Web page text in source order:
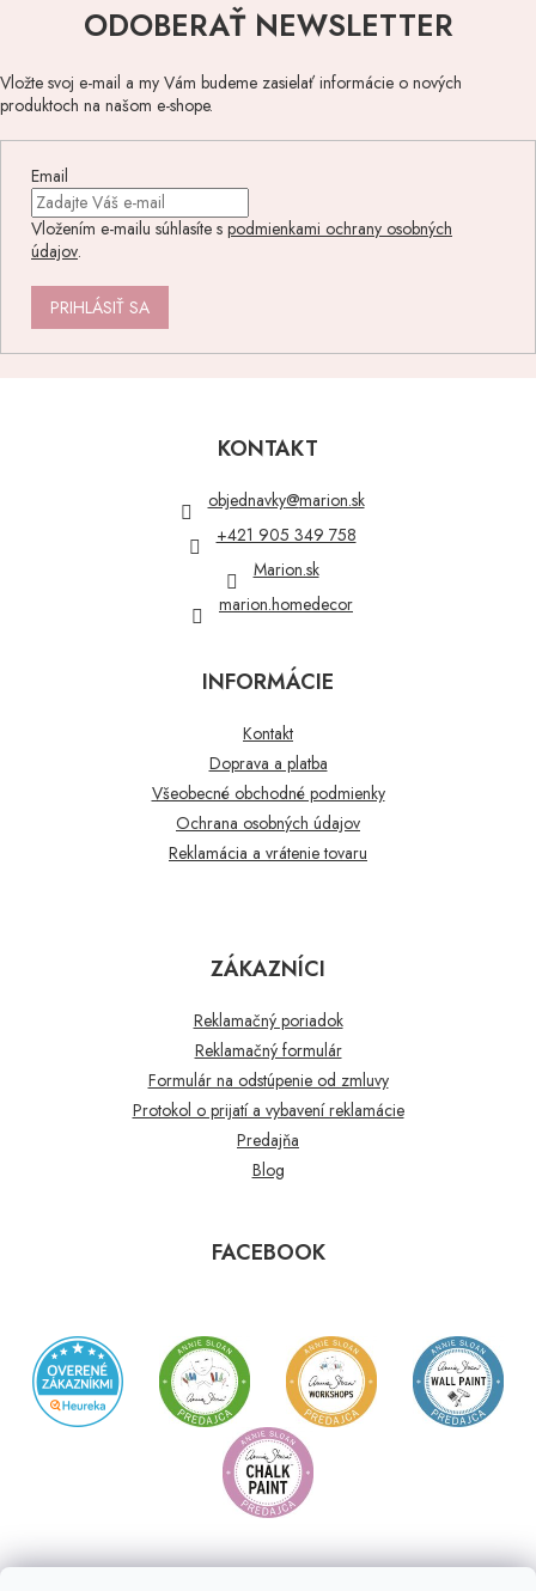
ODOBERAŤ NEWSLETTER
Vložte svoj e-mail a my Vám budeme zasielať informácie o nových
produktoch na našom e-shope.
Email
Vložením e-mailu súhlasíte s podmienkami ochrany osobných
údajov.
PRIHLÁSIŤ SA
KONTAKT
objednavky@marion.sk
+421 905 349 758
Marion.sk
marion.homedecor
INFORMÁCIE
Kontakt
Doprava a platba
Všeobecné obchodné podmienky
Ochrana osobných údajov
Reklamácia a vrátenie tovaru
ZÁKAZNÍCI
Reklamačný poriadok
Reklamačný formulár
Formulár na odstúpenie od zmluvy
Protokol o prijatí a vybavení reklamácie
Predajňa
Blog
FACEBOOK